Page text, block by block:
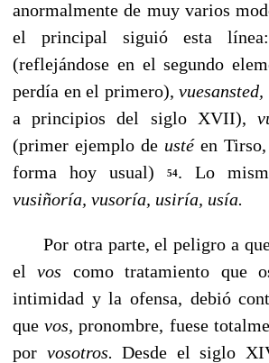
anor­malmente de muy varios
el principal siguió esta
(reflejándose en el segundo
perdía en el primero),
a principios del siglo XVII),
(primer ejemplo de usté en
forma hoy usual)
54. Lo
vusiñoría, vusoría, usiría, usía.
Por otra parte, el peligro a que
elvos como tratamiento que
intimidad y la ofen­sa, debió
quevos,pronombre, fuese
por vosotros. Desde el siglo